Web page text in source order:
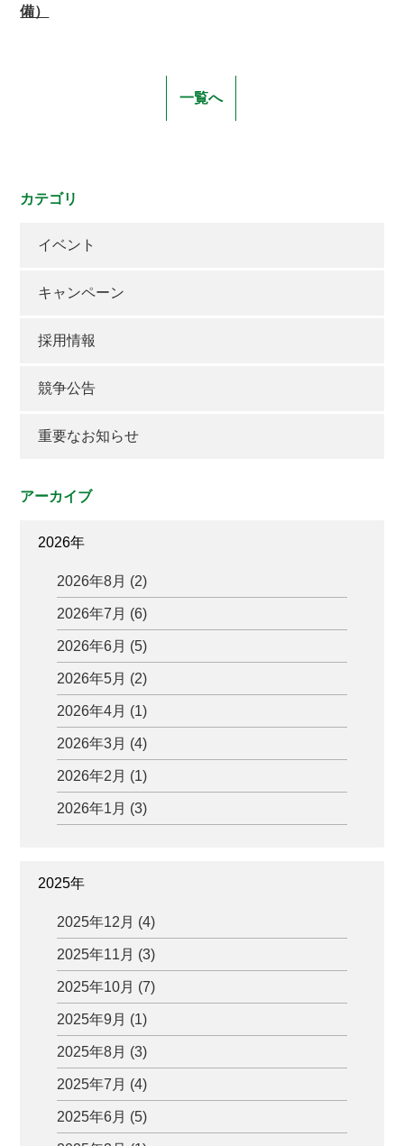
備）
一覧へ
カテゴリ
イベント
キャンペーン
採用情報
競争公告
重要なお知らせ
アーカイブ
2026年
2026年8月 (2)
2026年7月 (6)
2026年6月 (5)
2026年5月 (2)
2026年4月 (1)
2026年3月 (4)
2026年2月 (1)
2026年1月 (3)
2025年
2025年12月 (4)
2025年11月 (3)
2025年10月 (7)
2025年9月 (1)
2025年8月 (3)
2025年7月 (4)
2025年6月 (5)